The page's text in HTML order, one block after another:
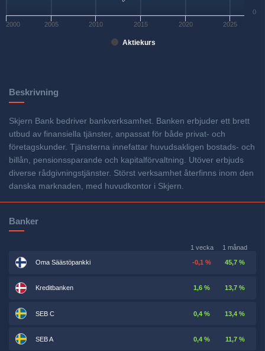
Aktiekurs
2000 2005 2010 2015 2020 2025
0
Beskrivning
Skjern Bank bedriver bankverksamhet. Banken erbjuder ett brett
utbud av finansiella tjänster, anpassat för både privat- och
företagskunder. Tjänsterna innefattar huvudsakligen bostads- och
billån, pensionssparande och kapitalförvaltning. Utöver erbjuds
diverse rådgivningstjänster. Störst verksamhet återfinns inom den
danska marknaden, med huvudkontor i Skjern.
Banker
1 vecka 1 månad
Oma Säästöpankki -0,1 % 45,7 %
Kreditbanken 1,6 % 13,7 %
SEB C 0,4 % 13,4 %
SEB A 0,4 % 11,7 %